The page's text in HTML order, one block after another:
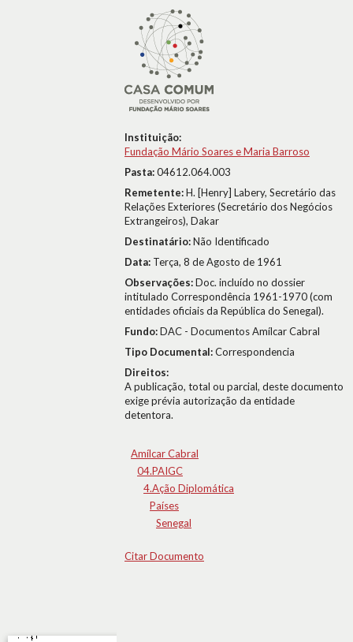
Instituição:
Fundação Mário Soares e Maria Barroso
Pasta:04612.064.003
Remetente:H. [Henry] Labery, Secretário das
Relações Exteriores (Secretário dos Negócios
Extrangeiros), Dakar
Destinatário:Não Identificado
Data: Terça, 8 de Agosto de 1961
Observações:Doc. incluído no dossier
intitulado Correspondência 1961-1970 (com
entidades oficiais da República do Senegal).
Fundo:DAC - Documentos Amílcar Cabral
Tipo Documental:Correspondencia
Direitos:
A publicação, total ou parcial, deste documento
exige prévia autorização da entidade
detentora.
Amílcar Cabral
04.PAIGC
4.Ação Diplomática
Países
Senegal
Citar Documento